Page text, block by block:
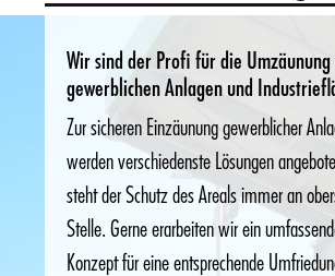
Wir sind der Profi für die
gewerblichen Anlagen und
Zur sicheren Einzäunung gewerblicher
werden verschiedenste Lösungen
steht der Schutz des Areals immer an
Stelle. Gerne erarbeiten wir ein
Konzept für eine entsprechende